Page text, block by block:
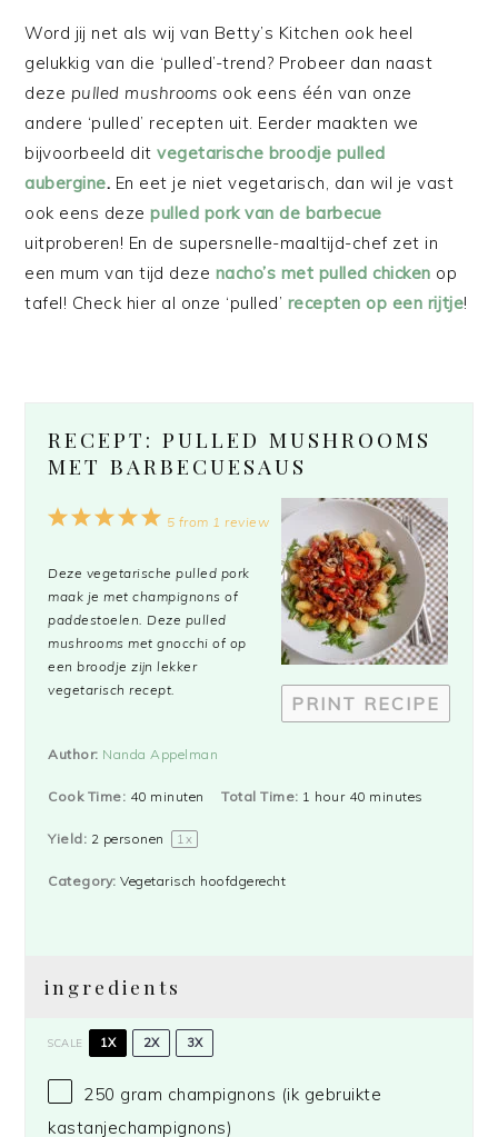
Word jij net als wij van Betty’s Kitchen ook heel
gelukkig van die ‘pulled’-trend? Probeer dan naast
deze pulled mushrooms ook eens één van onze
andere ‘pulled’ recepten uit. Eerder maakten we
bijvoorbeeld ditvegetarische broodje pulled
aubergine. En eet je niet vegetarisch, dan wil je vast
ook eens dezepulled pork van de barbecue
uitproberen! En de supersnelle-maaltijd-chef zet in
een mum van tijd deze nacho’s met pulled chicken op
tafel! Check hier al onze ‘pulled’ recepten op een rijtje!
RECEPT: PULLED MUSHROOMS
MET BARBECUESAUS
PRINT RECIPE
5
4
3
2
1
5 from 1 review
Deze vegetarische pulled pork
maak je met champignons of
paddestoelen. Deze pulled
mushrooms met gnocchi of op
een broodje zijn lekker
vegetarisch recept.
Author: Nanda Appelman
Cook Time: 40 minuten Total Time: 1 hour 40 minutes
Yield: 2 personen 1x
Category: Vegetarisch hoofdgerecht
ingredients
SCALE 1X 2X 3X
250 gram champignons (ik gebruikte
kastanjechampignons)